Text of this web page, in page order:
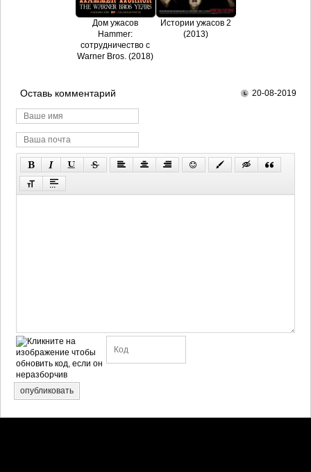
Дом ужасов
Hammer:
сотрудничество с
Warner Bros. (2018)
Истории ужасов 2
(2013)
Оставь комментарий 20-08-2019
опубликовать